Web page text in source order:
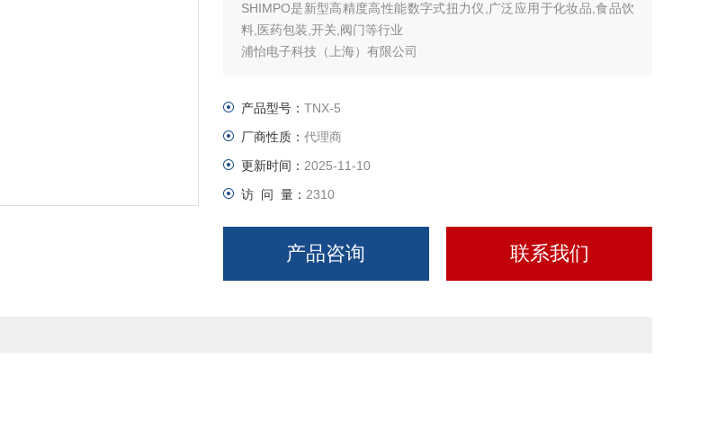
SHIMPO是新型高精度高性能数字式扭力仪,广泛应用于化妆品,食品饮
料,医药包装,开关,阀门等行业
浦怡电子科技（上海）有限公司
产品型号： TNX-5
厂商性质： 代理商
更新时间： 2025-11-10
访 问 量： 2310
产品咨询 联系我们